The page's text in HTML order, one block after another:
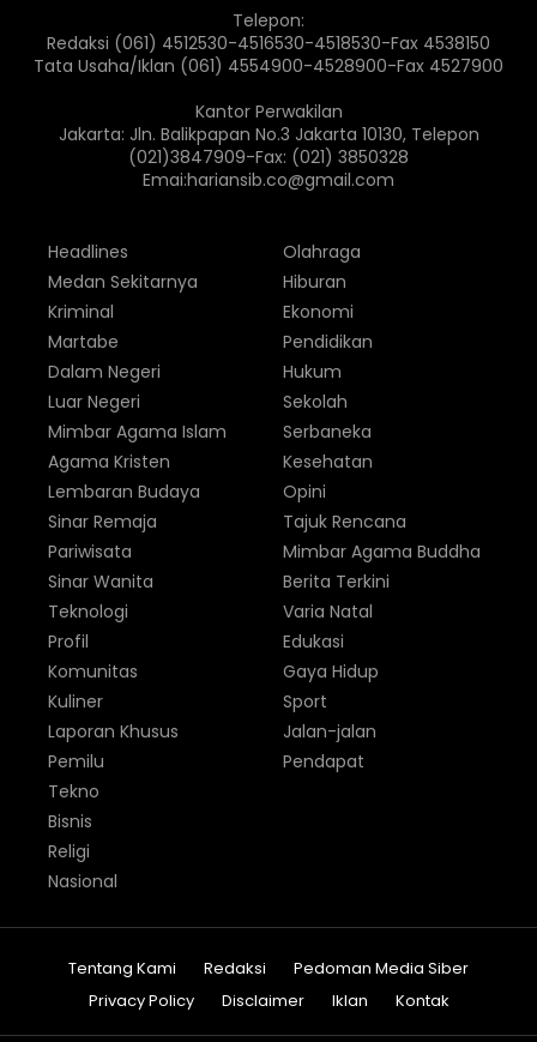
Telepon:
Redaksi (061) 4512530-4516530-4518530-Fax 4538150
Tata Usaha/Iklan (061) 4554900-4528900-Fax 4527900
Kantor Perwakilan
Jakarta: Jln. Balikpapan No.3 Jakarta 10130, Telepon
(021)3847909-Fax: (021) 3850328
Emai:hariansib.co@gmail.com
Headlines
Medan Sekitarnya
Kriminal
Martabe
Dalam Negeri
Luar Negeri
Olahraga
Hiburan
Ekonomi
Pendidikan
Hukum
Sekolah
Mimbar Agama Islam
Agama Kristen
Lembaran Budaya
Sinar Remaja
Pariwisata
Sinar Wanita
Serbaneka
Kesehatan
Opini
Tajuk Rencana
Mimbar Agama Buddha
Berita Terkini
Teknologi
Profil
Komunitas
Kuliner
Laporan Khusus
Pemilu
Varia Natal
Edukasi
Gaya Hidup
Sport
Jalan-jalan
Pendapat
Tekno
Bisnis
Religi
Nasional
Tentang Kami Redaksi
Pedoman Media Siber
Privacy Policy
Disclaimer Iklan Kontak